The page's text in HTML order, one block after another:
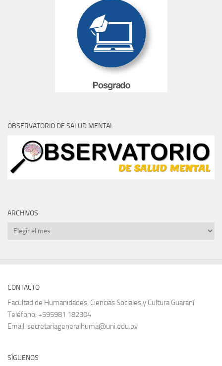
OBSERVATORIO DE SALUD MENTAL
ARCHIVOS
Archivos
CONTACTO
Facultad de Humanidades, Ciencias Sociales y Cultura Guaraní
Teléfono: +595981 182304
Email: secretariageneralhuma@uni.edu.py
SÍGUENOS